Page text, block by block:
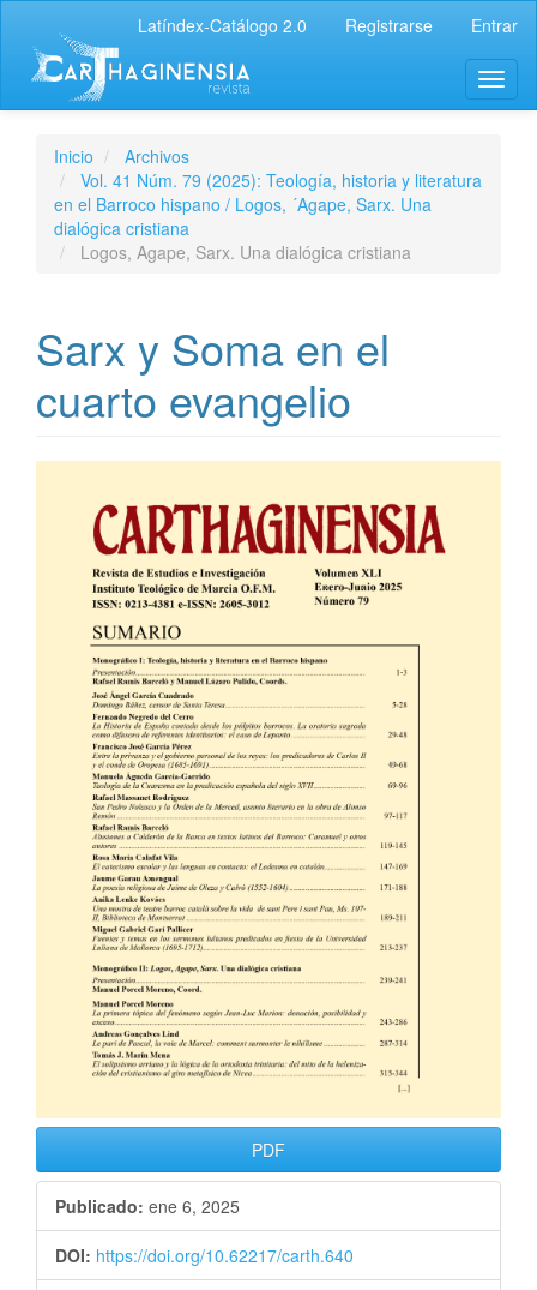
Latíndex-Catálogo 2.0 Registrarse Entrar
Inicio
Archivos
Vol. 41 Núm. 79 (2025): Teología, historia y literatura
en el Barroco hispano / Logos, ´Agape, Sarx. Una
dialógica cristiana
Logos, Agape, Sarx. Una dialógica cristiana
Sarx y Soma en el
cuarto evangelio
PDF
Publicado: ene 6, 2025
DOI: https://doi.org/10.62217/carth.640